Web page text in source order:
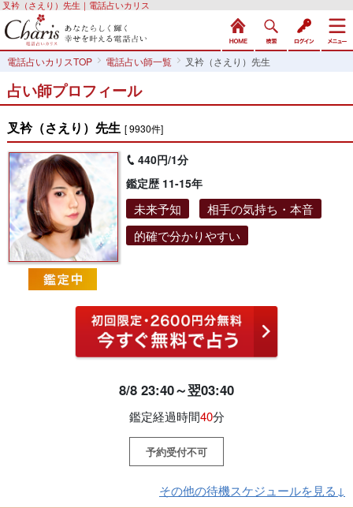
叉衿（さえり）先生｜電話占いカリス
電話占いカリスTOP 電話占い師一覧 叉衿（さえり）先生
占い師プロフィール
叉衿（さえり）先生 [ 9930件]
440円/1分
鑑定歴 11-15年
未来予知
相手の気持ち・本音
的確で分かりやすい
8/8 23:40～翌03:40
鑑定経過時間40分
予約受付不可
その他の待機スケジュールを見る↓